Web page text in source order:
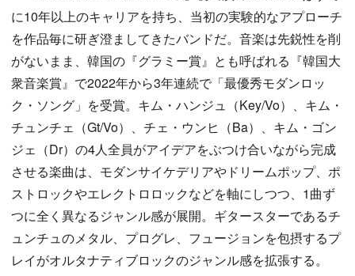
に10年以上のキャリアを持ち、当初の実験的なアプローチ
を作品毎に研ぎ澄ましてきたバンドだ。音楽は先鋭性を削
がないまま、韓国の『グラミー賞』とも呼ばれる『韓国大
衆音楽賞』で2022年から3年連続で「最優秀モダンロッ
ク・ソング」を受賞。キム・ハンジュ（Key/Vo）、キム・
チュンチェ（Gt/Vo）、チェ・ウンヒ（Ba）、キム・ゴン
ジェ（Dr）の4人全員がアイデアをぶつけ合いながら完成
させる楽曲は、モダンサイケデリアやドリームポップ、ポ
ストロックやエレクトロロックなどを軸にしつつ、1曲ず
つに全く異なるジャンル感が展開。ギタースターであるチ
ュンチュのメタル、プログレ、フュージョンを包摂するプ
レイがオルタナティブロックのジャンル感を拡張する。